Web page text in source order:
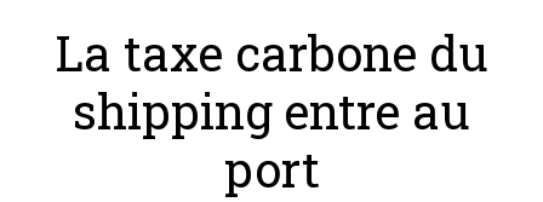
La taxe carbone du
shipping entre au
port